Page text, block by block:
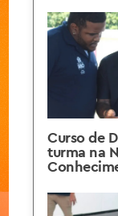
Curso de
turma na